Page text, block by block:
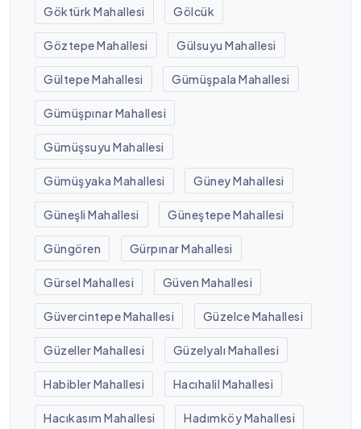
Göktürk Mahallesi Gölcük
Göztepe Mahallesi Gülsuyu Mahallesi
Gültepe Mahallesi Gümüşpala Mahallesi
Gümüşpınar Mahallesi
Gümüşsuyu Mahallesi
Gümüşyaka Mahallesi Güney Mahallesi
Güneşli Mahallesi Güneştepe Mahallesi
Güngören Gürpınar Mahallesi
Gürsel Mahallesi Güven Mahallesi
Güvercintepe Mahallesi Güzelce Mahallesi
Güzeller Mahallesi Güzelyalı Mahallesi
Habibler Mahallesi Hacıhalil Mahallesi
Hacıkasım Mahallesi Hadımköy Mahallesi